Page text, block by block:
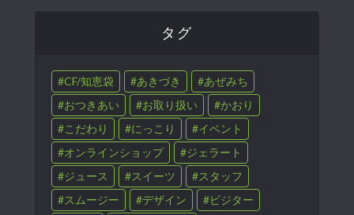
タグ
CF/知恵袋 あきづき
あぜみち
おつきあい
お取り扱い
かおり
こだわり
にっこり
イベント
オンラインショップ
ジェラート
ジュース
スイーツ
スタッフ
スムージー
デザイン
ビジター